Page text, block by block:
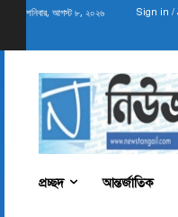
শনিবার, আগস্ট ৮, ২০২৬ Sign in /
প্রচ্ছদ আন্তর্জাতিক